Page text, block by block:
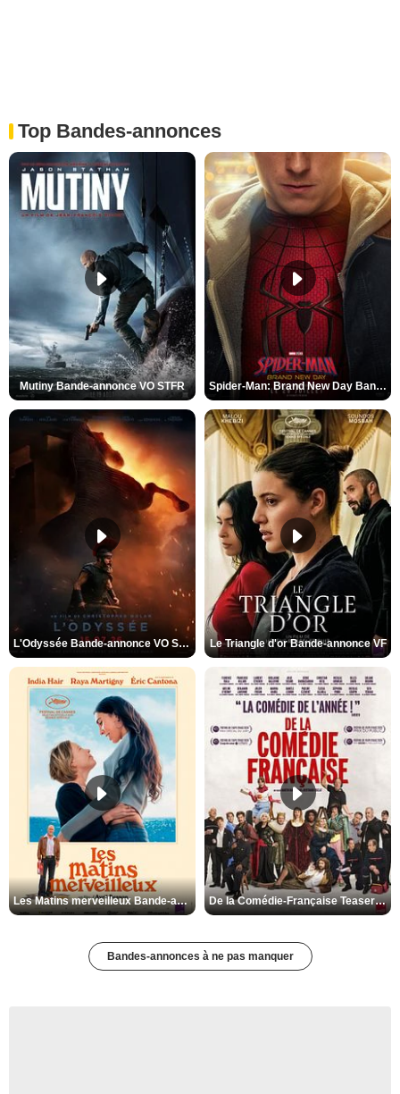
Top Bandes-annonces
Mutiny Bande-annonce VO STFR Spider-Man: Brand New Day Bande-annonce VO STFR
L'Odyssée Bande-annonce VO STFR Le Triangle d'or Bande-annonce VF
Les Matins merveilleux Bande-annonce VF De la Comédie-Française Teaser VF
Bandes-annonces à ne pas manquer